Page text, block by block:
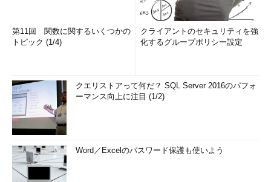
第11回 関数に関するいくつかの
トピック (1/4)
クライアントのセキュリティを強
化するグループポリシー設定
クエリストアって何だ？ SQL Server 2016のパフォ
ーマンス向上に注目 (1/2)
Word／Excelのパスワード保護も使いよう